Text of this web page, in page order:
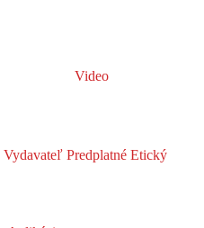
Video
Vydavateľ Predplatné Etický